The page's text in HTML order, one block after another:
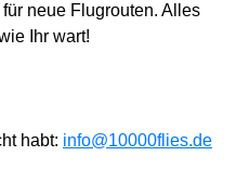
neue Flugrouten. Alles
Ihr wart!
habt: info@10000flies.de